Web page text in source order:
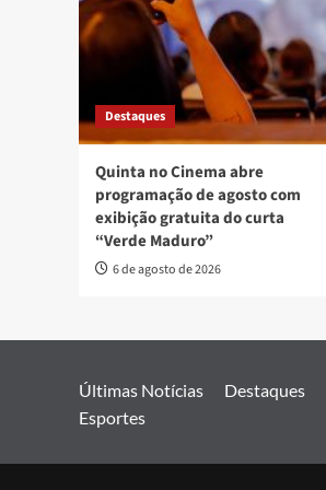
Destaques
Quinta no Cinema abre
programação de agosto com
exibição gratuita do curta
“Verde Maduro”
6 de agosto de 2026
Últimas Notícias Destaques
Esportes